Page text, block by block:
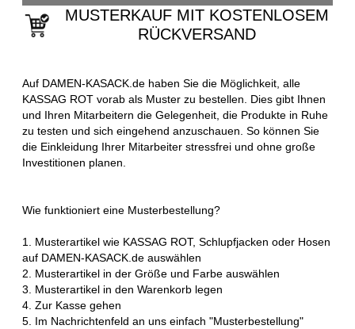
MUSTERKAUF MIT KOSTENLOSEM
RÜCKVERSAND
Auf DAMEN-KASACK.de haben Sie die Möglichkeit, alle
KASSAG ROT vorab als Muster zu bestellen. Dies gibt Ihnen
und Ihren Mitarbeitern die Gelegenheit, die Produkte in Ruhe
zu testen und sich eingehend anzuschauen. So können Sie
die Einkleidung Ihrer Mitarbeiter stressfrei und ohne große
Investitionen planen.
Wie funktioniert eine Musterbestellung?
1. Musterartikel wie KASSAG ROT, Schlupfjacken oder Hosen
auf DAMEN-KASACK.de auswählen
2. Musterartikel in der Größe und Farbe auswählen
3. Musterartikel in den Warenkorb legen
4. Zur Kasse gehen
5. Im Nachrichtenfeld an uns einfach "Musterbestellung"